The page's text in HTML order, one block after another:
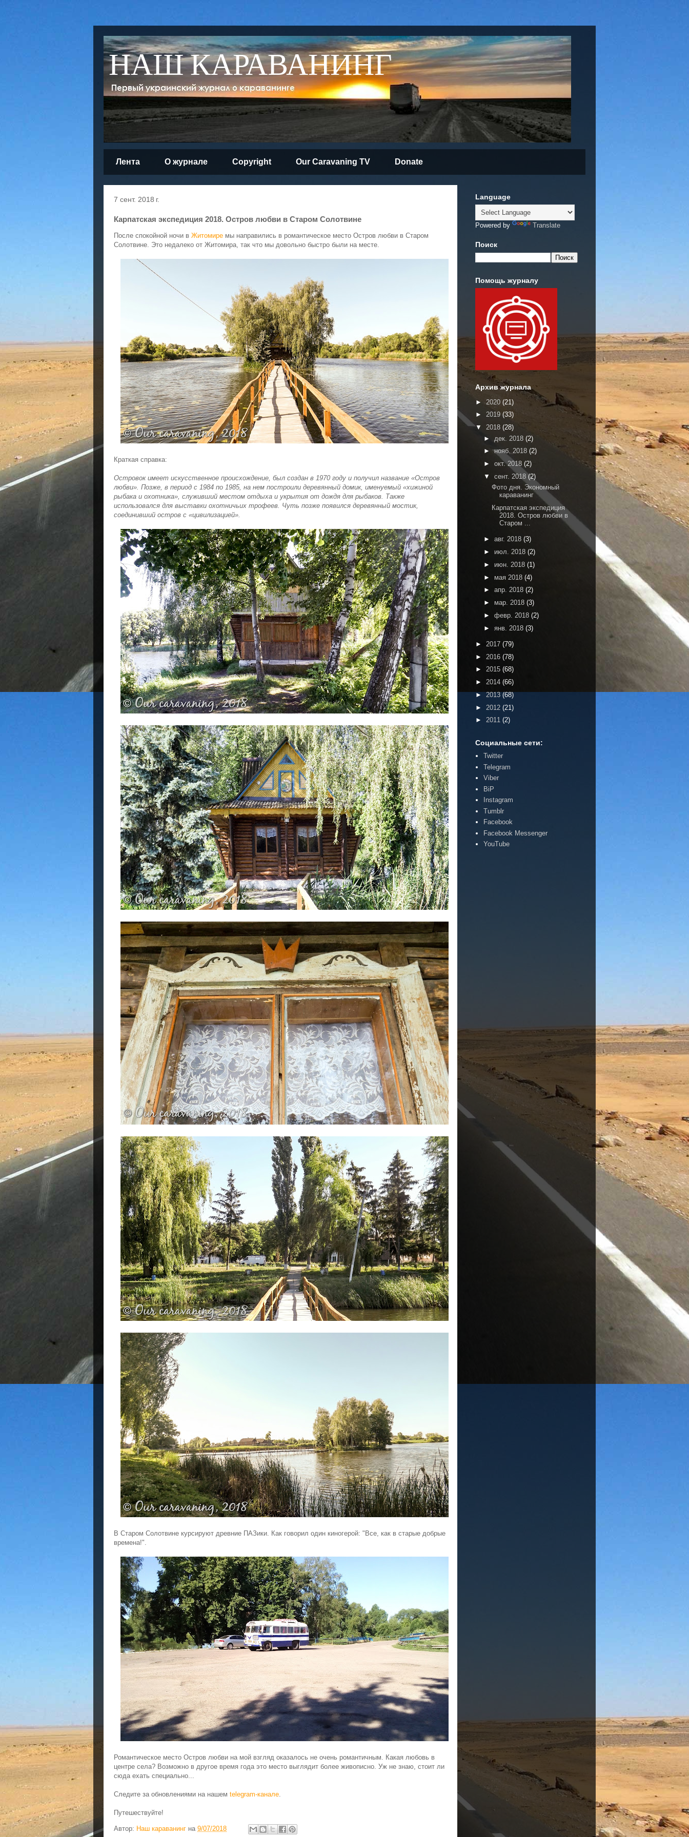
НАШ КАРАВАНИНГ
Лента О журнале Copyright Our Caravaning TV Donate
7 сент. 2018 г.
Карпатская экспедиция 2018. Остров любви в Старом Солотвине
После спокойной ночи в Житомире мы направились в романтическое место Остров любви в Старом
Солотвине. Это недалеко от Житомира, так что мы довольно быстро были на месте.
Краткая справка:
Островок имеет искусственное происхождение, был создан в 1970 году и получил название «Остров
любви». Позже, в период с 1984 по 1985, на нем построили деревянный домик, именуемый «хижиной
рыбака и охотника», служивший местом отдыха и укрытия от дождя для рыбаков. Также
использовался для выставки охотничьих трофеев. Чуть позже появился деревянный мостик,
соединивший остров с «цивилизацией».
В Старом Солотвине курсируют древние ПАЗики. Как говорил один киногерой: "Все, как в старые добрые
времена!".
Романтическое место Остров любви на мой взгляд оказалось не очень романтичным. Какая любовь в
центре села? Возможно в другое время года это место выглядит более живописно. Уж не знаю, стоит ли
сюда ехать специально...
Следите за обновлениями на нашем telegram-канале.
Путешествуйте!
Автор: Наш караванинг на 9/07/2018
Language
Powered by Translate
Поиск
Помощь журналу
Архив журнала
► 2020 (21)
► 2019 (33)
▼ 2018 (28)
► дек. 2018 (2)
►нояб. 2018 (2)
► окт. 2018 (2)
▼ сент. 2018 (2)
Фото дня. Экономный
караванинг
Карпатская экспедиция
2018. Остров любви в
Старом ...
► авг. 2018 (3)
► июл. 2018 (2)
► июн. 2018 (1)
► мая 2018 (4)
► апр. 2018 (2)
► мар. 2018 (3)
► февр. 2018 (2)
► янв. 2018 (3)
► 2017 (79)
► 2016 (78)
► 2015 (68)
► 2014 (66)
► 2013 (68)
► 2012 (21)
► 2011 (2)
Социальные сети:
Twitter
Telegram
Viber
BiP
Instagram
Tumblr
Facebook
Facebook Messenger
YouTube